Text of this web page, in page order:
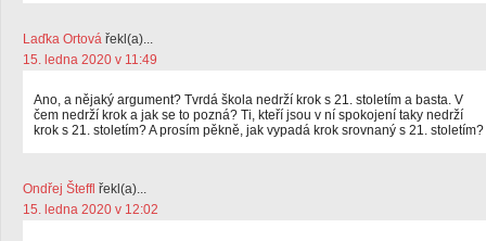
Laďka Ortová řekl(a)...
15. ledna 2020 v 11:49
Ano, a nějaký argument? Tvrdá škola nedrží krok s 21. stoletím a basta. V
čem nedrží krok a jak se to pozná? Ti, kteří jsou v ní spokojení taky nedrží
krok s 21. stoletím? A prosím pěkně, jak vypadá krok srovnaný s 21. stoletím?
Ondřej Šteffl řekl(a)...
15. ledna 2020 v 12:02